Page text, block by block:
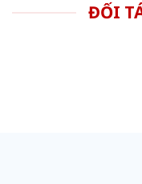
ĐỐI